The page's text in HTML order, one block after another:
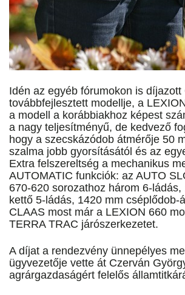
Idén az egyéb fórumokon is
továbbfejlesztett modellje, a
a modell a korábbiakhoz képest
a nagy teljesítményű, de kedvező
hogy a szecskázódob átmérője 50
szalma jobb gyorsításától és az
Extra felszereltség a mechanikus
AUTOMATIC funkciók: az AUTO
670-620 sorozathoz három 6-
kettő 5-ládás, 1420 mm
CLAAS most már a LEXION 660
TERRA TRAC járószerkezetet.
A díjat a rendezvény ünnepélyes
ügyvezetője vette át Czerván
agrárgazdaságért felelős